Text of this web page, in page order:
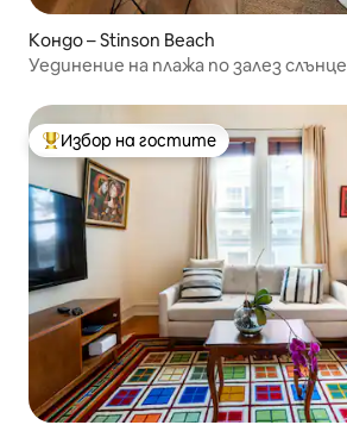
Кондо – Stinson Beach
Уединение на плажа по залез слънце
Най-популярен избор на гостите
Избор на гостите